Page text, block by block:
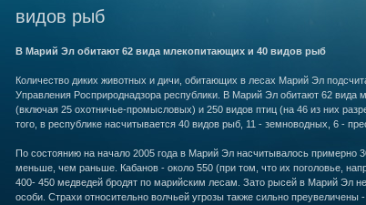
видов рыб
В Марий Эл обитают 62 вида млекопитающих и 40 видов рыб
Количество диких животных и дичи, обитающих в лесах Марий Эл
Управления Росприроднадзора республики. В Марий Эл обитают 62 вида
(включая 25 охотничье-промысловых) и 250 видов птиц (на 46 из них
того, в республике насчитывается 40 видов рыб, 11 - земноводных, 6 -
По состоянию на начало 2005 года в Марий Эл насчитывалось примерно
меньше, чем раньше. Кабанов - около 550 (при том, что их поголовье,
400- 450 медведей бродят по марийским лесам. Зато рысей в Марий Эл
особи. Страхи относительно волчьей угрозы также сильно преувеличены